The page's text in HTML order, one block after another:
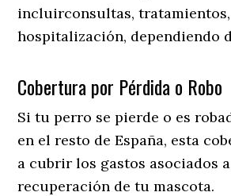
incluirconsultas,
hospitalización, dependiendo
Cobertura por Pérdida o Robo
Si tu perro se pierde o es
en el resto de España, esta
a cubrir los gastos asociados
recuperación de tu mascota.